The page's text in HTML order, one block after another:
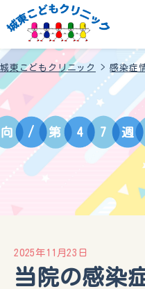
城東こどもクリニック >感染症
向 / 第 4 7 週
2025年11月23日
当院の感染